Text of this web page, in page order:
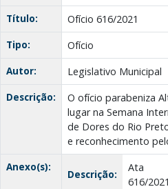
Título:
Ofício 616/2021
Tipo:
Ofício
Autor:
Legislativo Municipal
Descrição:
O ofício parabeniza
lugar na Semana
de Dores do Rio
e reconhecimento
Anexo(s):
Descrição:
Ata
616/2021